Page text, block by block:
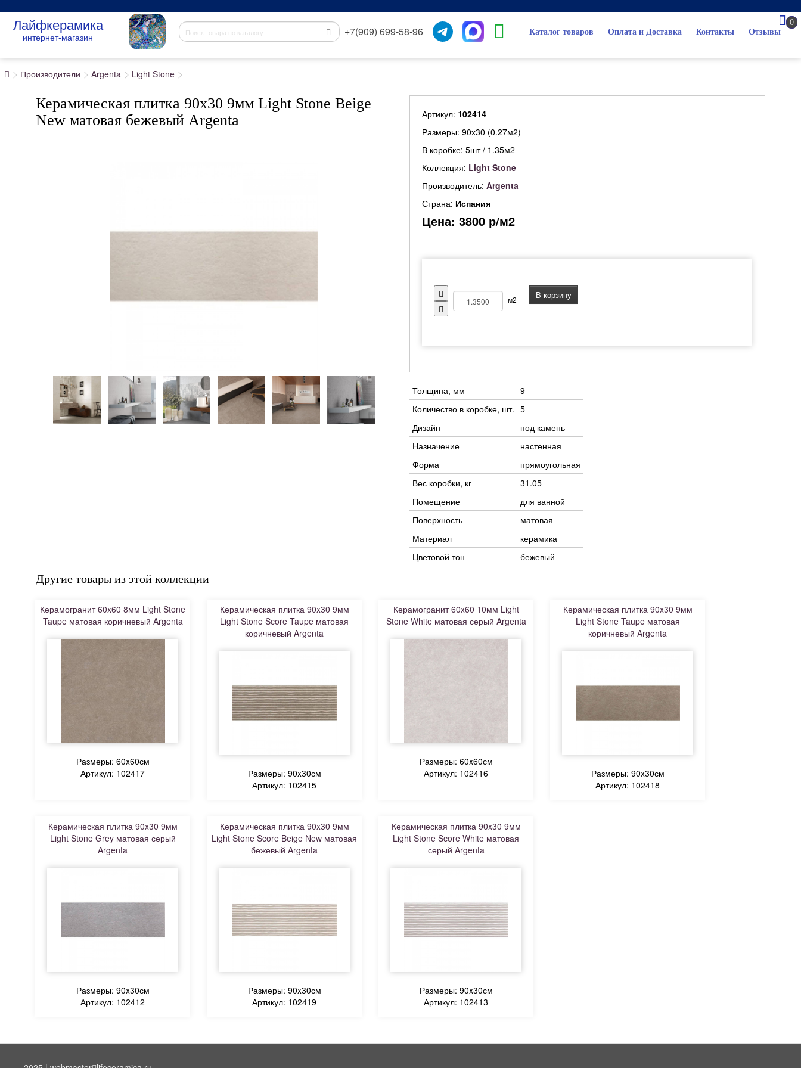
Лайфкерамика
интернет-магазин +7(909) 699-58-96 Каталог товаров Оплата и Доставка Контакты Отзывы
0
Производители Argenta Light Stone
Керамическая плитка 90x30 9мм Light Stone Beige
New матовая бежевый Argenta
Артикул: 102414
Размеры: 90х30 (0.27м2)
В коробке: 5шт / 1.35м2
Коллекция: Light Stone
Производитель: Argenta
Страна: Испания
Цена: 3800 р/м2
м2 В корзину
Толщина, мм
9
Количество в коробке, шт. 5
Дизайн
под камень
Назначение
настенная
Форма
прямоугольная
Вес коробки, кг
31.05
Помещение
для ванной
Поверхность
матовая
Материал
керамика
Цветовой тон
бежевый
Другие товары из этой коллекции
Керамогранит 60x60 8мм Light Stone
Taupe матовая коричневый Argenta
Размеры: 60x60см
Артикул: 102417
Керамическая плитка 90x30 9мм
Light Stone Score Taupe матовая
коричневый Argenta
Размеры: 90x30см
Артикул: 102415
Керамогранит 60x60 10мм Light
Stone White матовая серый Argenta
Размеры: 60x60см
Артикул: 102416
Керамическая плитка 90x30 9мм
Light Stone Taupe матовая
коричневый Argenta
Размеры: 90x30см
Артикул: 102418
Керамическая плитка 90x30 9мм
Light Stone Grey матовая серый
Argenta
Размеры: 90x30см
Артикул: 102412
Керамическая плитка 90x30 9мм
Light Stone Score Beige New матовая
бежевый Argenta
Размеры: 90x30см
Артикул: 102419
Керамическая плитка 90x30 9мм
Light Stone Score White матовая
серый Argenta
Размеры: 90x30см
Артикул: 102413